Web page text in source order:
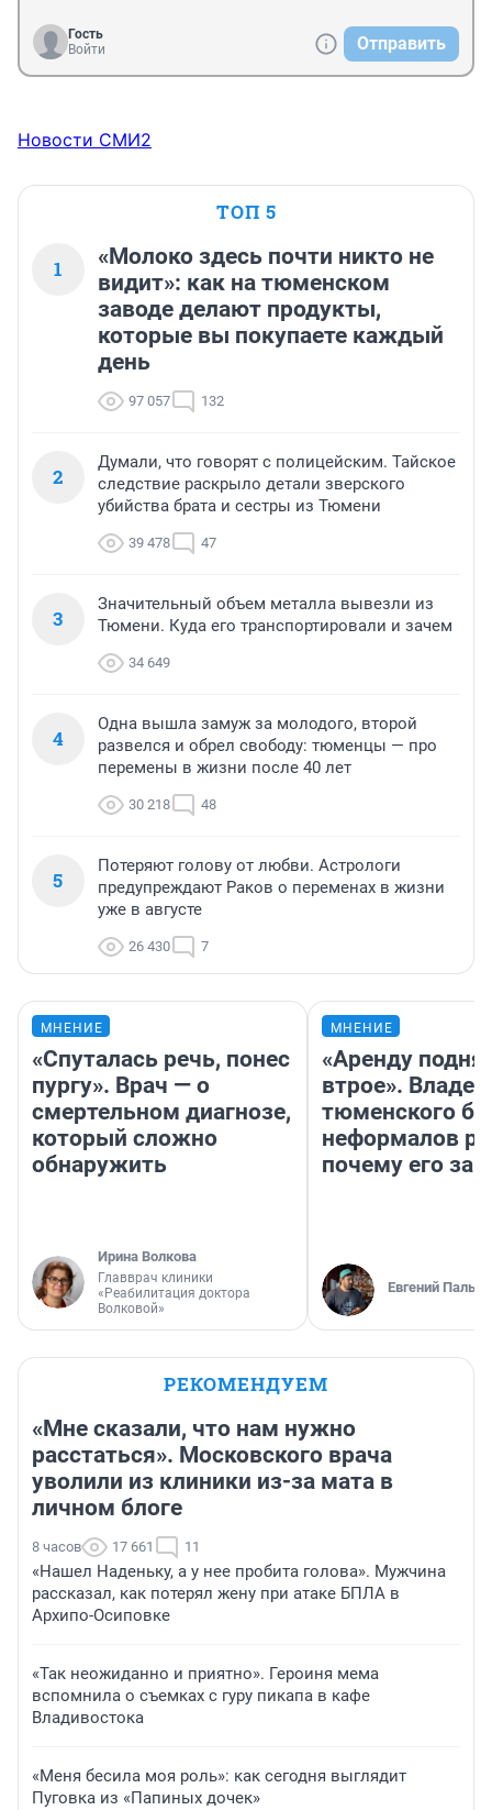
Гость
Войти
Отправить
Новости СМИ2
ТОП 5
1
«Молоко здесь почти никто не
видит»: как на тюменском
заводе делают продукты,
которые вы покупаете каждый
день
97 057 132
2
Думали, что говорят с полицейским. Тайское
следствие раскрыло детали зверского
убийства брата и сестры из Тюмени
39 478 47
3
Значительный объем металла вывезли из
Тюмени. Куда его транспортировали и зачем
34 649
4
Одна вышла замуж за молодого, второй
развелся и обрел свободу: тюменцы — про
перемены в жизни после 40 лет
30 218 48
5
Потеряют голову от любви. Астрологи
предупреждают Раков о переменах в жизни
уже в августе
26 430 7
МНЕНИЕ
«Спуталась речь, понес
пургу». Врач — о
смертельном диагнозе,
который сложно
обнаружить
Ирина Волкова
Главврач клиники
«Реабилитация доктора
Волковой»
МНЕНИЕ
«Аренду
втрое».
тюменского
неформалов
почему его
Евгений
РЕКОМЕНДУЕМ
«Мне сказали, что нам нужно
расстаться». Московского врача
уволили из клиники из-за мата в
личном блоге
8 часов 17 661 11
«Нашел Наденьку, а у нее пробита голова». Мужчина
рассказал, как потерял жену при атаке БПЛА в
Архипо-Осиповке
«Так неожиданно и приятно». Героиня мема
вспомнила о съемках с гуру пикапа в кафе
Владивостока
«Меня бесила моя роль»: как сегодня выглядит
Пуговка из «Папиных дочек»